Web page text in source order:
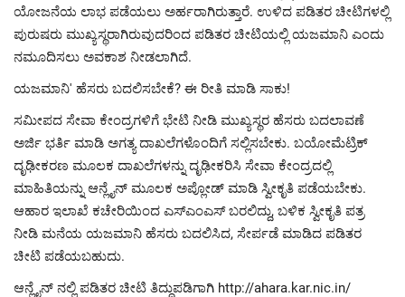
ಯೋಜನೆಯ ಲಾಭ ಪಡೆಯಲು ಅರ್ಹರಾಗಿರುತ್ತಾರೆ. ಉಳಿದ ಪಡಿತರ ಚೀಟಿಗಳಲ್ಲಿ
ಪುರುಷರು ಮುಖ್ಯಸ್ಥರಾಗಿರುವುದರಿಂದ ಪಡಿತರ ಚೀಟಿಯಲ್ಲಿ ಯಜಮಾನಿ ಎಂದು
ನಮೂದಿಸಲು ಅವಕಾಶ ನೀಡಲಾಗಿದೆ.
ಯಜಮಾನಿ' ಹೆಸರು ಬದಲಿಸಬೇಕೆ? ಈ ರೀತಿ ಮಾಡಿ ಸಾಕು!
ಸಮೀಪದ ಸೇವಾ ಕೇಂದ್ರಗಳಿಗೆ ಭೇಟಿ ನೀಡಿ ಮುಖ್ಯಸ್ಥರ ಹೆಸರು ಬದಲಾವಣೆ
ಅರ್ಜಿ ಭರ್ತಿ ಮಾಡಿ ಅಗತ್ಯ ದಾಖಲೆಗಳೊಂದಿಗೆ ಸಲ್ಲಿಸಬೇಕು. ಬಯೋಮೆಟ್ರಿಕ್
ದೃಢೀಕರಣ ಮೂಲಕ ದಾಖಲೆಗಳನ್ನು ದೃಢೀಕರಿಸಿ ಸೇವಾ ಕೇಂದ್ರದಲ್ಲಿ
ಮಾಹಿತಿಯನ್ನು ಆನ್ಲೈನ್ ಮೂಲಕ ಅಪ್ಲೋಡ್ ಮಾಡಿ ಸ್ವೀಕೃತಿ ಪಡೆಯಬೇಕು.
ಆಹಾರ ಇಲಾಖೆ ಕಚೇರಿಯಿಂದ ಎಸ್‌ಎಂಎಸ್ ಬರಲಿದ್ದು, ಬಳಿಕ ಸ್ವೀಕೃತಿ ಪತ್ರ
ನೀಡಿ ಮನೆಯ ಯಜಮಾನಿ ಹೆಸರು ಬದಲಿಸಿದ, ಸೇರ್ಪಡೆ ಮಾಡಿದ ಪಡಿತರ
ಚೀಟಿ ಪಡೆಯಬಹುದು.
ಆನ್ಲೈನ್ ನಲ್ಲಿ ಪಡಿತರ ಚೀಟಿ ತಿದ್ದುಪಡಿಗಾಗಿ http://ahara.kar.nic.in/